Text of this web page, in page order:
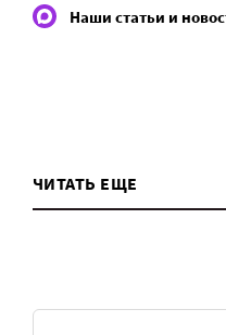
Наши статьи и
ЧИТАТЬ ЕЩЕ